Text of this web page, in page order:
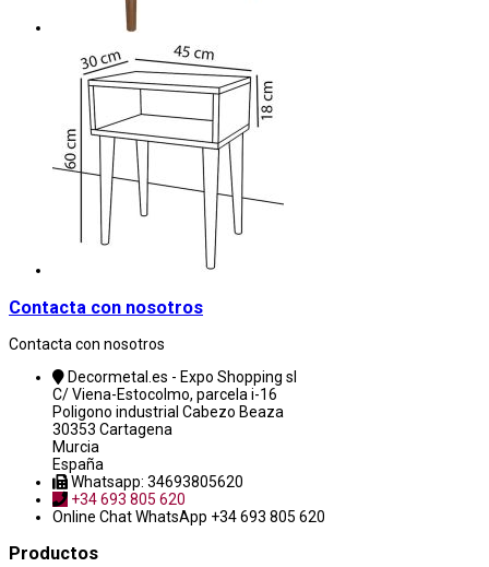
Contacta con nosotros
Contacta con nosotros
Decormetal.es - Expo Shopping sl
C/ Viena-Estocolmo, parcela i-16
Poligono industrial Cabezo Beaza
30353 Cartagena
Murcia
España
Whatsapp: 34693805620
+34 693 805 620
Online ChatWhatsApp +34 693 805 620
Productos